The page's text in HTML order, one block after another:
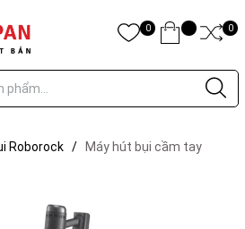
0 0
Roborock /
Máy hút bụi cầm tay